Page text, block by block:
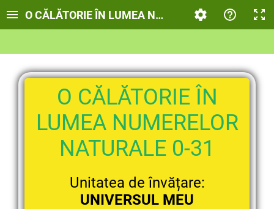
O CĂLĂTORIE ÎN LUMEA NUMERELOR NATURALE
O CĂLĂTORIE ÎN
LUMEA NUMERELOR
NATURALE 0-31
Unitatea de învățare:
UNIVERSUL MEU